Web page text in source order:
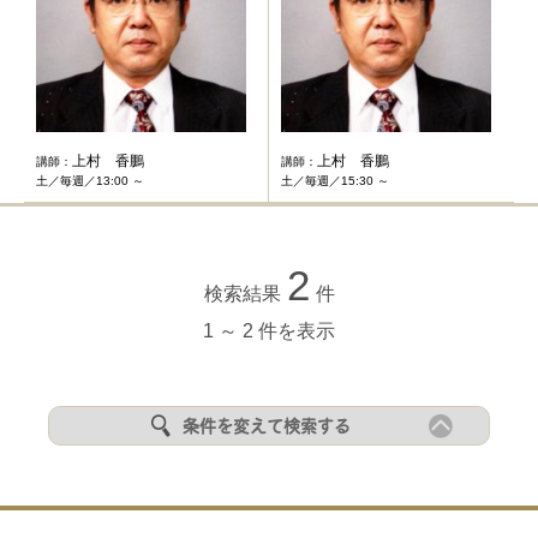
講師： 上村 香鵬
土／毎週／13:00 ～
講師： 上村 香鵬
土／毎週／15:30 ～
検索結果 2 件
1 ～ 2 件を表示
条件を変えて検索する